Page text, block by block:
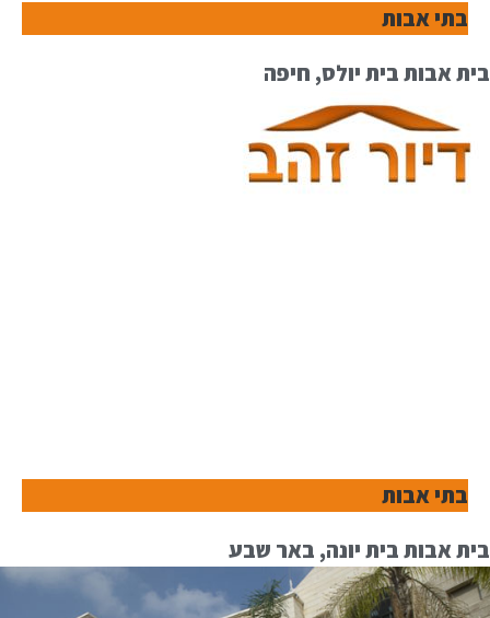
בתי אבות
בית אבות בית יולס, חיפה
בתי אבות
בית אבות בית יונה, באר שבע